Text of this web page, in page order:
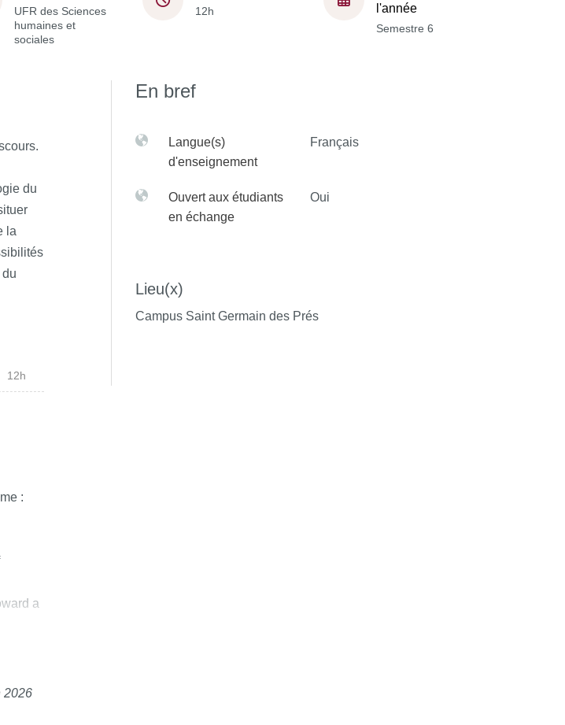
UFR des Sciences
humaines et
sociales
12h
l'année
Semestre 6
du
la
12h
:
a
2026
En bref
Langue(s)
d'enseignement
Français
Ouvert aux étudiants
en échange
Oui
Lieu(x)
Campus Saint Germain des Prés